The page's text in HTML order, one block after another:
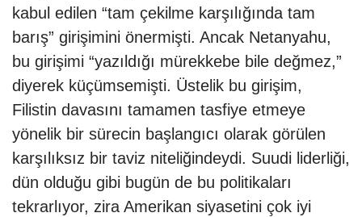
kabul edilen “tam çekilme karşılığında tam
barış” girişimini önermişti. Ancak Netanyahu,
bu girişimi “yazıldığı mürekkebe bile değmez,”
diyerek küçümsemişti. Üstelik bu girişim,
Filistin davasını tamamen tasfiye etmeye
yönelik bir sürecin başlangıcı olarak görülen
karşılıksız bir taviz niteliğindeydi. Suudi liderliği,
dün olduğu gibi bugün de bu politikaları
tekrarlıyor, zira Amerikan siyasetini çok iyi